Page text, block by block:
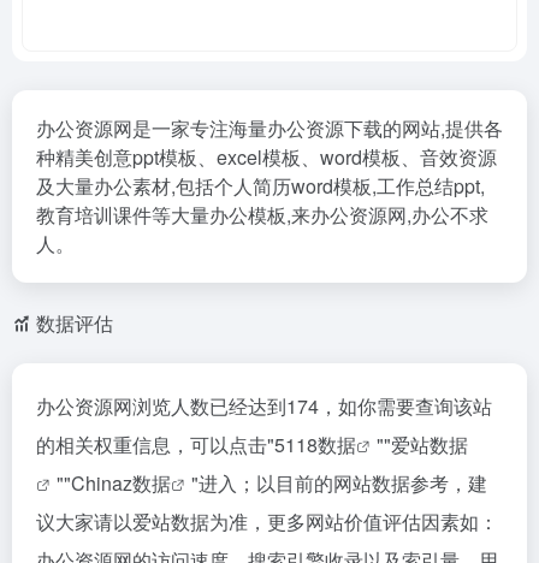
办公资源网是一家专注海量办公资源下载的网站,提供各
种精美创意ppt模板、excel模板、word模板、音效资源
及大量办公素材,包括个人简历word模板,工作总结ppt,
教育培训课件等大量办公模板,来办公资源网,办公不求
人。
数据评估
办公资源网浏览人数已经达到174，如你需要查询该站
的相关权重信息，可以点击"5118数据 ""爱站数据
""Chinaz数据
"进入；以目前的网站数据参考，建
议大家请以爱站数据为准，更多网站价值评估因素如：